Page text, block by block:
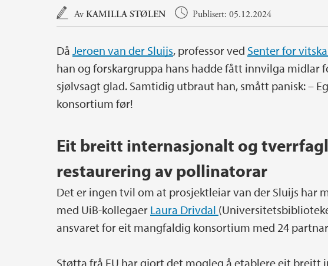
Hovedinnhold
AvKAMILLA STØLEN Publisert: 05.12.2024
Då Jeroen van der Sluijs, professor ved Senter for
han og forskargruppa hans hadde fått innvilga midlar
sjølvsagt glad. Samtidig utbraut han, smått panisk: –
konsortium før!
Eit breitt internasjonalt og
restaurering av pollinatorar
Det er ingen tvil om at prosjektleiar van der Sluijs har
med UiB-kollegaer Laura Drivdal
ansvaret for eit mangfaldig konsortium med 24
Støtta frå EU har gjort det mogleg å etablere eit